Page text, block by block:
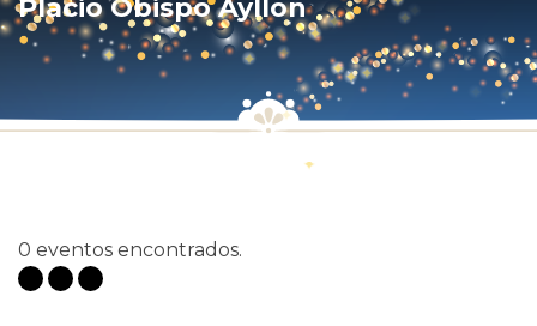
Placio Obispo Ayllon
0 eventos encontrados.